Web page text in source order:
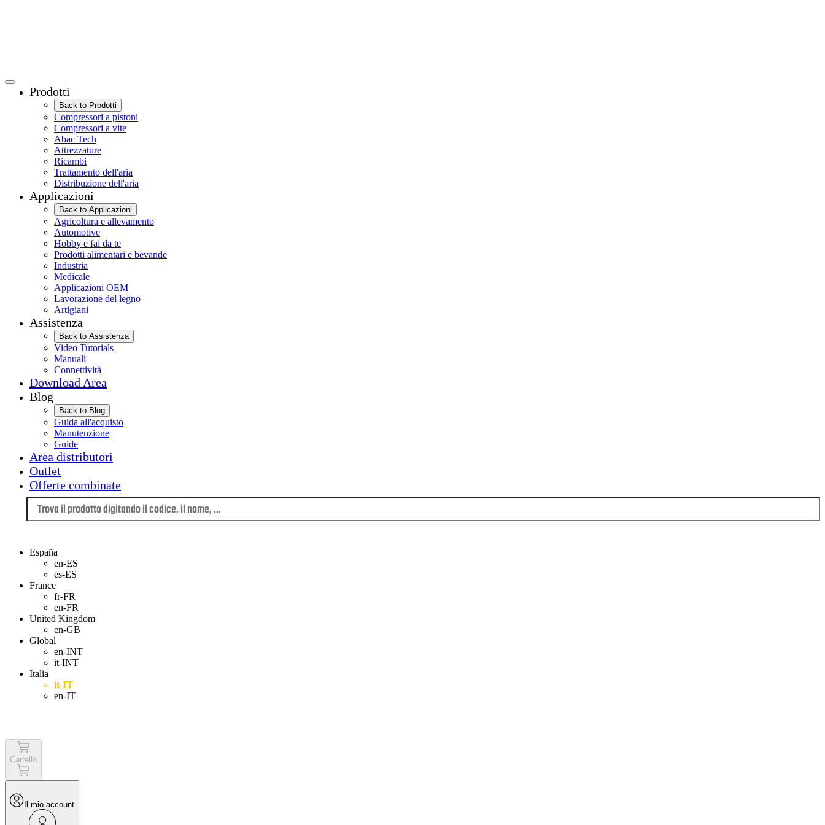
Prodotti
Back to Prodotti
Compressori a pistoni
Compressori a vite
Abac Tech
Attrezzature
Ricambi
Trattamento dell'aria
Distribuzione dell'aria
Applicazioni
Back to Applicazioni
Agricoltura e allevamento
Automotive
Hobby e fai da te
Prodotti alimentari e bevande
Industria
Medicale
Applicazioni OEM
Lavorazione del legno
Artigiani
Assistenza
Back to Assistenza
Video Tutorials
Manuali
Connettività
Download Area
Blog
Back to Blog
Guida all'acquisto
Manutenzione
Guide
Area distributori
Outlet
Offerte combinate
España
en-ES
es-ES
France
fr-FR
en-FR
United Kingdom
en-GB
Global
en-INT
it-INT
Italia
it-IT
en-IT
Carrello
Il mio account